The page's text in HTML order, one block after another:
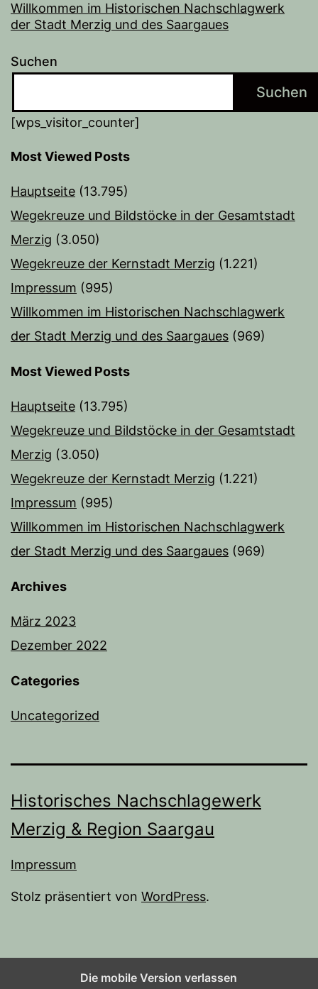
Willkommen im Historischen Nachschlagwerk
der Stadt Merzig und des Saargaues
Suchen
Suchen
[wps_visitor_counter]
Most Viewed Posts
Hauptseite (13.795)
Wegekreuze und Bildstöcke in der Gesamtstadt
Merzig (3.050)
Wegekreuze der Kernstadt Merzig (1.221)
Impressum (995)
Willkommen im Historischen Nachschlagwerk
der Stadt Merzig und des Saargaues (969)
Most Viewed Posts
Hauptseite (13.795)
Wegekreuze und Bildstöcke in der Gesamtstadt
Merzig (3.050)
Wegekreuze der Kernstadt Merzig (1.221)
Impressum (995)
Willkommen im Historischen Nachschlagwerk
der Stadt Merzig und des Saargaues (969)
Archives
März 2023
Dezember 2022
Categories
Uncategorized
Historisches Nachschlagewerk
Merzig & Region Saargau
Impressum
Stolz präsentiert von WordPress.
Die mobile Version verlassen